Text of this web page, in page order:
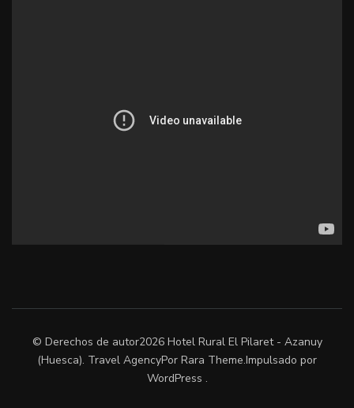
© Derechos de autor2026 Hotel Rural El Pilaret - Azanuy
(Huesca). Travel AgencyPor Rara Theme.Impulsado por
WordPress .